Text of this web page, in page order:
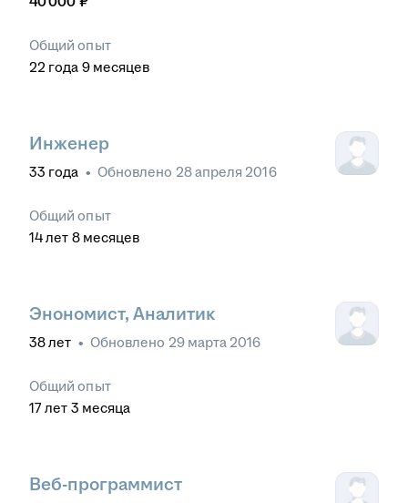
Общий опыт
22 года 9 месяцев
Инженер
33 года • Обновлено 28 апреля 2016
Общий опыт
14лет 8 месяцев
Энономист, Аналитик
38лет • Обновлено 29 марта 2016
Общий опыт
17лет 3 месяца
Веб-программист